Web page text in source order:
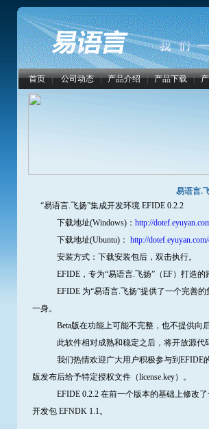
首页 | 公司动态 | 产品介绍 | 产品下载 |
易语言.
“易语言.飞扬”集成开发环境 EFIDE 0.2.2
下载地址(Windows)： http://
下载地址(Ubuntu)： http://
安装方式：下载安装包后，双击执行。
EFIDE，专为“易语言.飞扬”（EF）打造的
EFIDE 为“易语言.飞扬”提供了一个完善的
一身。
Beta版在功能上可能不完整，也不提供向后
此软件相对成熟和稳定之后，将开放源代
我们热情欢迎广大用户积极参与到EFIDE的
版发布后给予特定授权文件（license.key）。
EFIDE 0.2.2 在前一个版本的基础上修改了
开发包 EFNDK 1.1。